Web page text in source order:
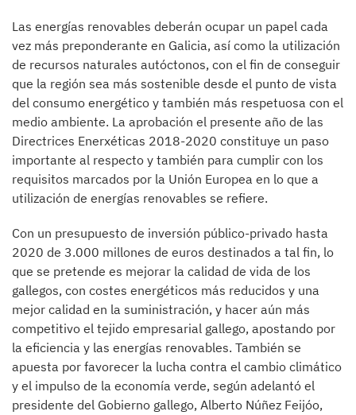
Las energías renovables deberán ocupar un papel cada
vez más preponderante en Galicia, así como la utilización
de recursos naturales autóctonos, con el fin de conseguir
que la región sea más sostenible desde el punto de vista
del consumo energético y también más respetuosa con el
medio ambiente. La aprobación el presente año de las
Directrices Enerxéticas 2018-2020 constituye un paso
importante al respecto y también para cumplir con los
requisitos marcados por la Unión Europea en lo que a
utilización de energías renovables se refiere.
Con un presupuesto de inversión público-privado hasta
2020 de 3.000 millones de euros destinados a tal fin, lo
que se pretende es mejorar la calidad de vida de los
gallegos, con costes energéticos más reducidos y una
mejor calidad en la suministración, y hacer aún más
competitivo el tejido empresarial gallego, apostando por
la eficiencia y las energías renovables. También se
apuesta por favorecer la lucha contra el cambio climático
y el impulso de la economía verde, según adelantó el
presidente del Gobierno gallego, Alberto Núñez Feijóo,